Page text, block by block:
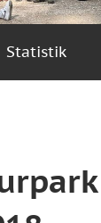
Statistik